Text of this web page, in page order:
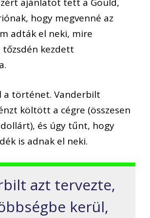
hogy megvenné az
adták el neki, mire
kezdett
a történet. Vanderbilt
költött a cégre (összesen
és úgy tűnt, hogy
is adnak el neki.
azt tervezte,
kerül,